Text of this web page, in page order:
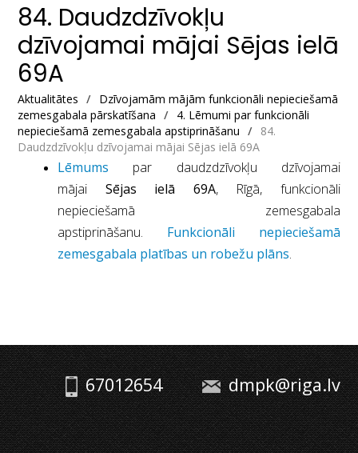
84. Daudzdzīvokļu
dzīvojamai mājai Sējas ielā
69A
Aktualitātes / Dzīvojamām mājām funkcionāli nepieciešamā
zemesgabala pārskatīšana
/ 4. Lēmumi par funkcionāli
nepieciešamā zemesgabala apstiprināšanu
/ 84.
Daudzdzīvokļu dzīvojamai mājai Sējas ielā 69A
Lēmums par daudzdzīvokļu dzīvojamai
mājai Sējas ielā 69A, Rīgā, funkcionāli
nepieciešamā zemesgabala
apstiprināšanu. Funkcionāli nepieciešamā
zemesgabala platības un robežu plāns.
67012654 dmpk@riga.lv